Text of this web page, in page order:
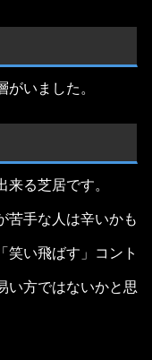
いました。
る芝居です。
苦手な人は辛いかも
笑い飛ばす」コント
い方ではないかと思